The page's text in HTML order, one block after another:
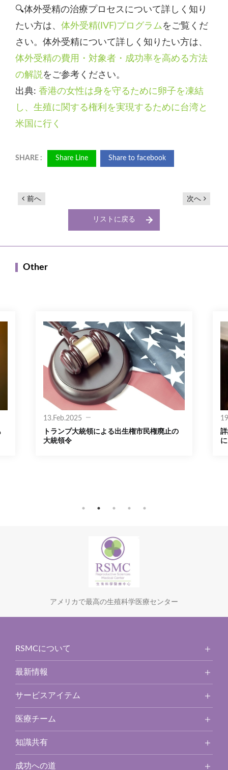
🔍体外受精の治療プロセスについて詳しく知り
たい方は、 体外受精(IVF)プログラムをご覧くだ
さい。体外受精について詳しく知りたい方は、
体外受精の費用・対象者・成功率を高める方法
の解説をご参考ください。
出典: 香港の女性は身を守るために卵子を凍結
し、生殖に関する権利を実現するために台湾と
米国に行く
Share Line Share to facebook
前へ 次へ
リストに戻る
Other
13.Feb.2025
トランプ大統領による出生権市民権廃止の
大統領令
アメリカで最高の生殖科学医療センター
RSMCについて
最新情報
サービスアイテム
医療チーム
知識共有
成功への道